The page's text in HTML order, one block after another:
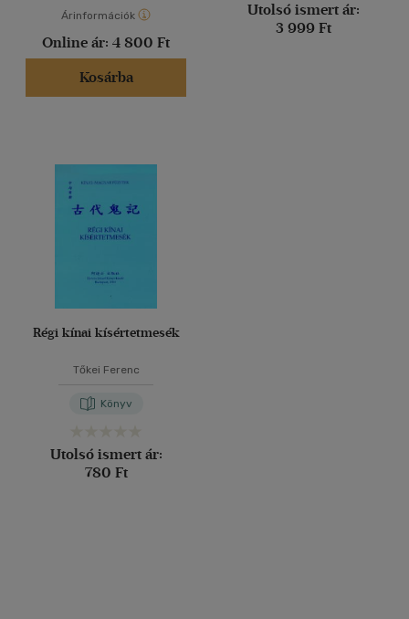
Árinformációk
Online ár: 4 800 Ft
Kosárba
Utolsó ismert ár:
3 999 Ft
Régi kínai kísértetmesék
Tőkei Ferenc
Könyv
Utolsó ismert ár:
780 Ft